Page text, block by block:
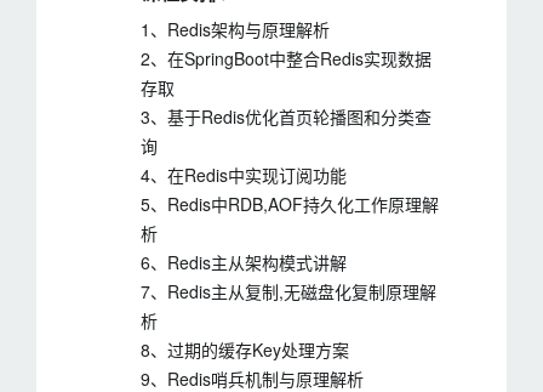
1、Redis架构与原理解析
2、在SpringBoot中整合Redis实现数据
存取
3、基于Redis优化首页轮播图和分类查
询
4、在Redis中实现订阅功能
5、Redis中RDB,AOF持久化工作原理解
析
6、Redis主从架构模式讲解
7、Redis主从复制,无磁盘化复制原理解
析
8、过期的缓存Key处理方案
9、Redis哨兵机制与原理解析